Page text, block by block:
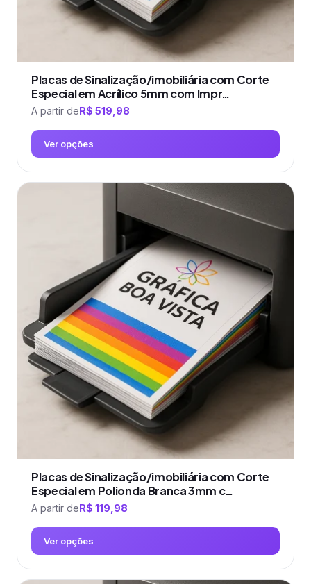
produto
Placas de Sinalização/imobiliária com Corte
Especial em Acrílico 5mm com Impr…
A partir deR$ 519,98
Ver opções
Este
produto
opções
podem
escolhidas
na
página
produto
Placas de Sinalização/imobiliária com Corte
Especial em Polionda Branca 3mm c…
A partir deR$ 119,98
Ver opções
Este